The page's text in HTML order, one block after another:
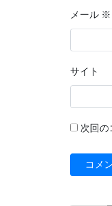
メール ※
サイト
次回の